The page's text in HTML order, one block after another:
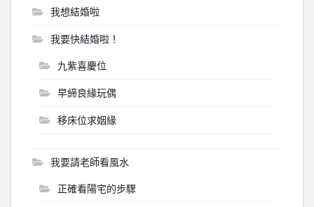
我想結婚啦
我要快結婚啦！
九紫喜慶位
早締良緣玩偶
移床位求姻緣
我要請老師看風水
正確看陽宅的步驟